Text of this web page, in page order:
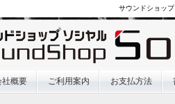
サウンドショッ
社概要 ご利用案内 お支払方法